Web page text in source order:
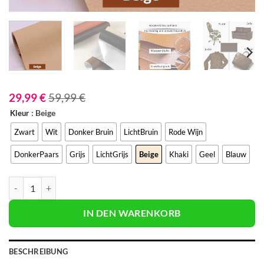
29,99€59,99€
Kleur : Beige
Zwart Wit Donker Bruin LichtBruin Rode Wijn
DonkerPaars Grijs LichtGrijs Beige Khaki Geel Blauw
IN DEN WARENKORB
BESCHREIBUNG